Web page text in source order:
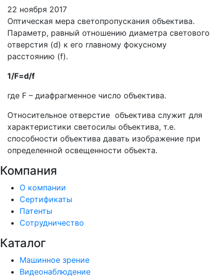
22 ноября 2017
Оптическая мера светопропускания объектива.
Параметр, равный отношению диаметра светового
отверстия (d) к его главному фокусному
расстоянию (f).
1/F=d/f
где F – диафрагменное число объектива.
Относительное отверстие объектива служит для
характеристики светосилы объектива, т.е.
способности объектива давать изображение при
определенной освещенности объекта.
Компания
О компании
Сертификаты
Патенты
Сотрудничество
Каталог
Машинное зрение
Видеонаблюдение